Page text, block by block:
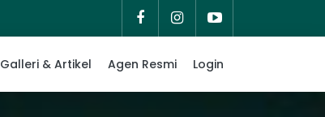
Galleri & Artikel Agen Resmi Login